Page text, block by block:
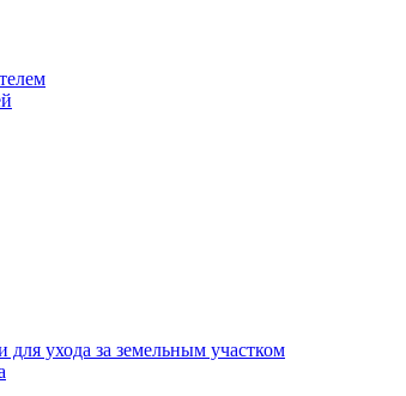
ухода за земельным участком